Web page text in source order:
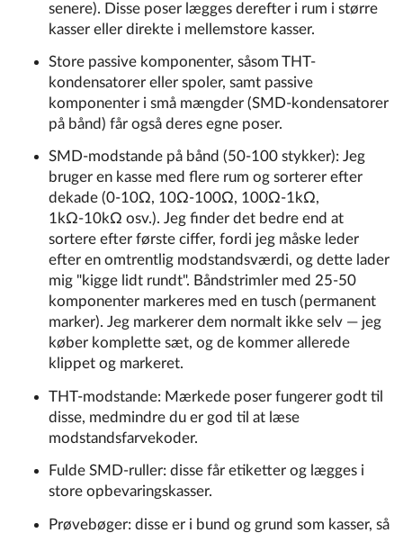
senere). Disse poser lægges derefter i rum i større
kasser eller direkte i mellemstore kasser.
Store passive komponenter, såsom THT-
kondensatorer eller spoler, samt passive
komponenter i små mængder (SMD-kondensatorer
på bånd) får også deres egne poser.
SMD-modstande på bånd (50-100 stykker): Jeg
bruger en kasse med flere rum og sorterer efter
dekade (0-10Ω, 10Ω-100Ω, 100Ω-1kΩ,
1kΩ-10kΩ osv.). Jeg finder det bedre end at
sortere efter første ciffer, fordi jeg måske leder
efter en omtrentlig modstandsværdi, og dette lader
mig "kigge lidt rundt". Båndstrimler med 25-50
komponenter markeres med en tusch (permanent
marker). Jeg markerer dem normalt ikke selv — jeg
køber komplette sæt, og de kommer allerede
klippet og markeret.
THT-modstande: Mærkede poser fungerer godt til
disse, medmindre du er god til at læse
modstandsfarvekoder.
Fulde SMD-ruller: disse får etiketter og lægges i
store opbevaringskasser.
Prøvebøger: disse er i bund og grund som kasser, så